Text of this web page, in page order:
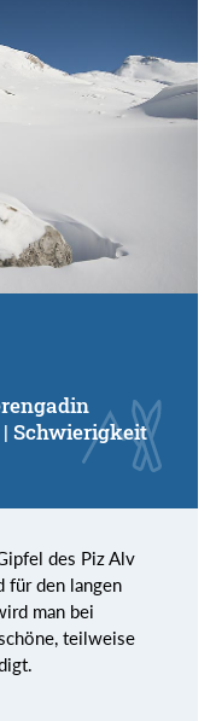
| Schwierigkeit
des Piz Alv
für den langen
man bei
teilweise